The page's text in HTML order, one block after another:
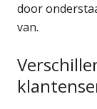
door
van.